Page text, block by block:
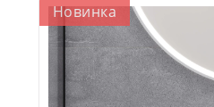
Новинка